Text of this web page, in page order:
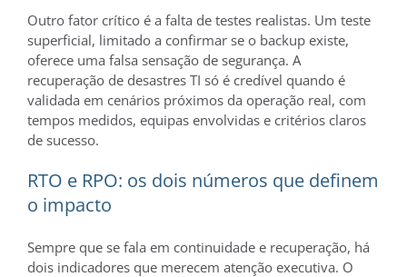
Outro fator crítico é a falta de testes realistas. Um teste
superficial, limitado a confirmar se o backup existe,
oferece uma falsa sensação de segurança. A
recuperação de desastres TI só é credível quando é
validada em cenários próximos da operação real, com
tempos medidos, equipas envolvidas e critérios claros
de sucesso.
RTO e RPO: os dois números que definem
o impacto
Sempre que se fala em continuidade e recuperação, há
dois indicadores que merecem atenção executiva. O